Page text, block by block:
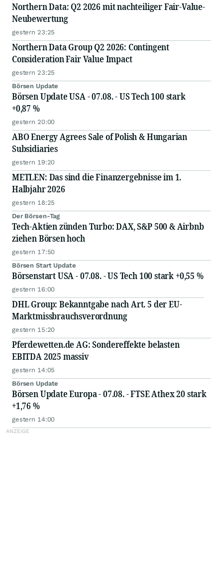
Northern Data: Q2 2026 mit nachteiliger Fair-Value-
Neubewertung
gestern 23:25
Northern Data Group Q2 2026: Contingent
Consideration Fair Value Impact
gestern 23:25
Börsen Update
Börsen Update USA - 07.08. - US Tech 100 stark
+0,87 %
gestern 20:00
ABO Energy Agrees Sale of Polish & Hungarian
Subsidiaries
gestern 19:20
METLEN: Das sind die Finanzergebnisse im 1.
Halbjahr 2026
gestern 18:25
Der Börsen-Tag
Tech-Aktien zünden Turbo: DAX, S&P 500 & Airbnb
ziehen Börsen hoch
gestern 17:50
Börsen Start Update
Börsenstart USA - 07.08. - US Tech 100 stark +0,55 %
gestern 16:00
DHL Group: Bekanntgabe nach Art. 5 der EU-
Marktmissbrauchsverordnung
gestern 15:20
Pferdewetten.de AG: Sondereffekte belasten
EBITDA 2025 massiv
gestern 14:05
Börsen Update
Börsen Update Europa - 07.08. - FTSE Athex 20 stark
+1,76 %
gestern 14:00